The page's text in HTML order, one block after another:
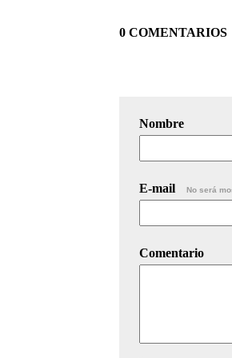
0 COMENTARIOS
Nombre
E-mail No será
Comentario